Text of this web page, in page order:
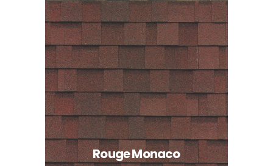
Rouge Monaco